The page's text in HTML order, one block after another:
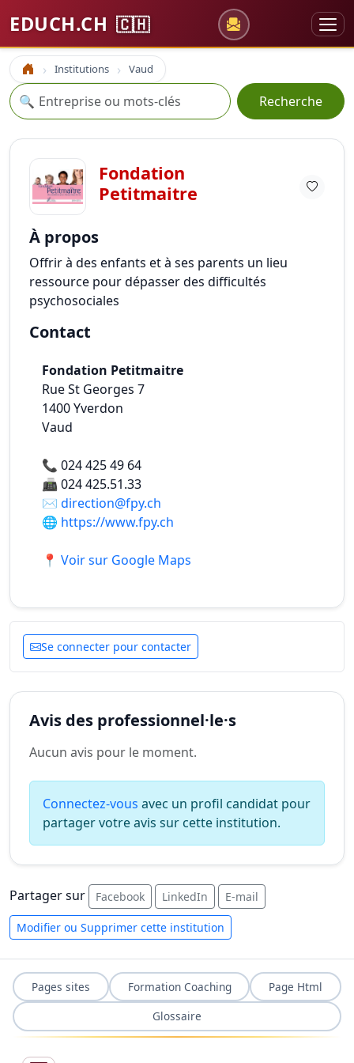
EDUCH.CH 🇨🇭
Accueil Institutions Vaud
Recherche
🔍 Recherche
Fondation
Petitmaitre
À propos
Offrir à des enfants et à ses parents un lieu
ressource pour dépasser des difficultés
psychosociales
Contact
Fondation Petitmaitre
Rue St Georges 7
1400Yverdon
Vaud
📞 024 425 49 64
📠024 425.51.33
✉️ direction@fpy.ch
🌐 https://www.fpy.ch
📍 Voir sur Google Maps
Se connecter pour contacter
Avis des professionnel·le·s
Aucun avis pour le moment.
Connectez-vous avec un profil candidat pour
partager votre avis sur cette institution.
Partager sur Facebook LinkedIn E-mail
Modifier ou Supprimer cette institution
Pages sites Formation Coaching
Page Html
Glossaire